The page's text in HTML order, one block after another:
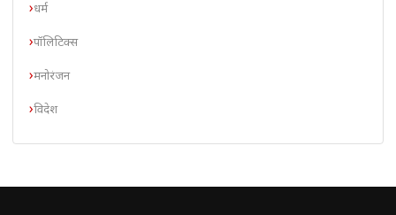
धर्म
पॉलिटिक्स
मनोरंजन
विदेश